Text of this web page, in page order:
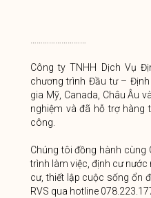
Công ty TNHH Dịch Vụ
chương trình Đầu tư –
gia Mỹ, Canada, Châu Âu
nghiệm và đã hỗ trợ hàng
công.
Chúng tôi đồng hành cùng
trình làm việc, định cư
cư, thiết lập cuộc sống ổn
RVS qua hotline